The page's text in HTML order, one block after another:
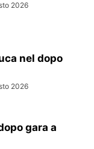
2026
nel dopo
2026
gara a